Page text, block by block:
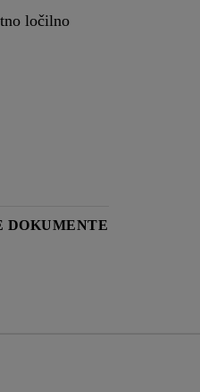
ločilno
DOKUMENTE